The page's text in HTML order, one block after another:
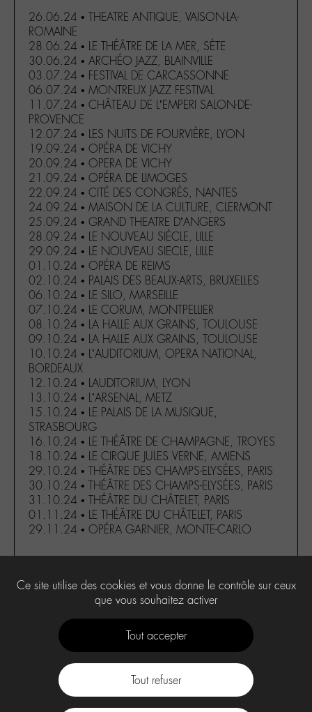
26.06.24 • THEATRE ANTIQUE, VAISON-LA-
ROMAINE
28.06.24 • LE THÉÂTRE DE LA MER, SÈTE
30.06.24 • ARCHÉO JAZZ, BLAINVILLE
03.07.24 • FESTIVAL DE CARCASSONNE
06.07.24 • MONTREUX JAZZ FESTIVAL
11.07.24 • CHÂTEAU DE L’EMPERI SALON-DE-
PROVENCE
12.07.24 • LES NUITS DE FOURVIÈRE, LYON
19.09.24 • OPÉRA DE VICHY
20.09.24 • OPERA DE VICHY
21.09.24 • OPÉRA DE LIMOGES
22.09.24 • CITÉ DES CONGRÈS, NANTES
24.09.24 • MAISON DE LA CULTURE, CLERMONT
25.09.24 • GRAND THEATRE D’ANGERS
28.09.24 • LE NOUVEAU SIÈCLE, LILLE
29.09.24 • LE NOUVEAU SIECLE, LILLE
01.10.24 • OPÉRA DE REIMS
02.10.24 • PALAIS DES BEAUX-ARTS, BRUXELLES
06.10.24 • LE SILO, MARSEILLE
07.10.24 • LE CORUM, MONTPELLIER
08.10.24 • LA HALLE AUX GRAINS, TOULOUSE
09.10.24 • LA HALLE AUX GRAINS, TOULOUSE
10.10.24 • L’AUDITORIUM, OPERA NATIONAL,
BORDEAUX
12.10.24 • LAUDITORIUM, LYON
13.10.24 • L’ARSENAL, METZ
15.10.24 • LE PALAIS DE LA MUSIQUE,
STRASBOURG
16.10.24 • LE THÉÂTRE DE CHAMPAGNE, TROYES
18.10.24 • LE CIRQUE JULES VERNE, AMIENS
29.10.24 • THÉÂTRE DES CHAMPS-ELYSÉES, PARIS
30.10.24 • THÉÂTRE DES CHAMPS-ELYSÉES, PARIS
31.10.24 • THÉÂTRE DU CHÂTELET, PARIS
01.11.24 • LE THÉÂTRE DU CHÂTELET, PARIS
29.11.24 • OPÉRA GARNIER, MONTE-CARLO
0
Labo -M-
Contact À propos Press Kit -M- CGU
Ce site utilise des cookies et vous donne le contrôle sur ceux
que vous souhaitez activer
Tout accepter
Tout refuser